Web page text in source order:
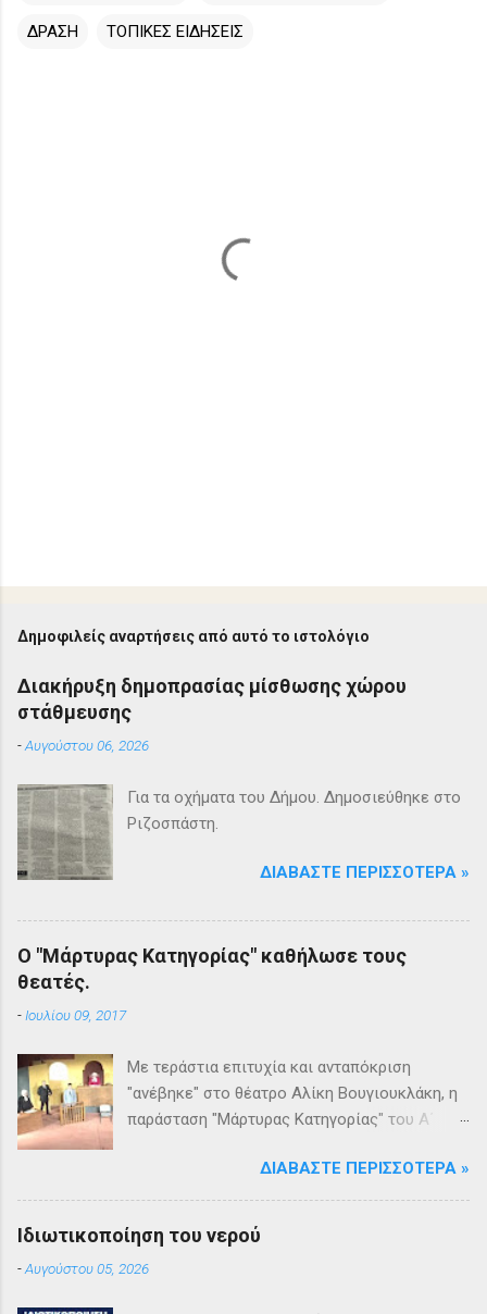
ΔΡΑΣΗ ΤΟΠΙΚΕΣ ΕΙΔΗΣΕΙΣ
Δημοφιλείς αναρτήσεις από αυτό το ιστολόγιο
Διακήρυξη δημοπρασίας μίσθωσης χώρου
στάθμευσης
-Αυγούστου 06, 2026
Για τα οχήματα του Δήμου. Δημοσιεύθηκε στο
Ριζοσπάστη.
ΔΙΑΒΆΣΤΕ ΠΕΡΙΣΣΌΤΕΡΑ »
Ο "Μάρτυρας Κατηγορίας" καθήλωσε τους
θεατές.
-Ιουλίου 09, 2017
Με τεράστια επιτυχία και ανταπόκριση
"ανέβηκε" στο θέατρο Αλίκη Βουγιουκλάκη, η
παράσταση "Μάρτυρας Κατηγορίας" του Α΄
Βριλησσίων. Το θέατρο γέμισε και πάνω από
1500 θεατές και τις δύο βραδιές απόλαυσαν
κυριολεκτικά μία σπουδαία παράσταση
υψηλής δραματουργίας. Το έργο της Αγκάθα
Κρίστι καθήλωσε τους θεατρόφιλους σε όλη
ΔΙΑΒΆΣΤΕ ΠΕΡΙΣΣΌΤΕΡΑ »
Ιδιωτικοποίηση του νερού
-Αυγούστου 05, 2026